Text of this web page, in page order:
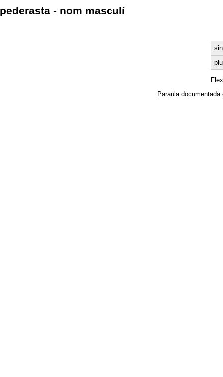
pederasta - nom masculí
Paraula